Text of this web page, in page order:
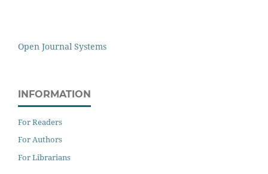
Open Journal Systems
INFORMATION
For Readers
For Authors
For Librarians